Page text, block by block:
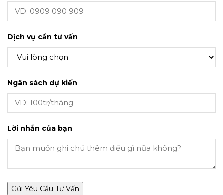
Dịch vụ cần tư vấn
Ngân sách dự kiến
Lời nhắn của bạn
Gửi Yêu Cầu Tư Vấn